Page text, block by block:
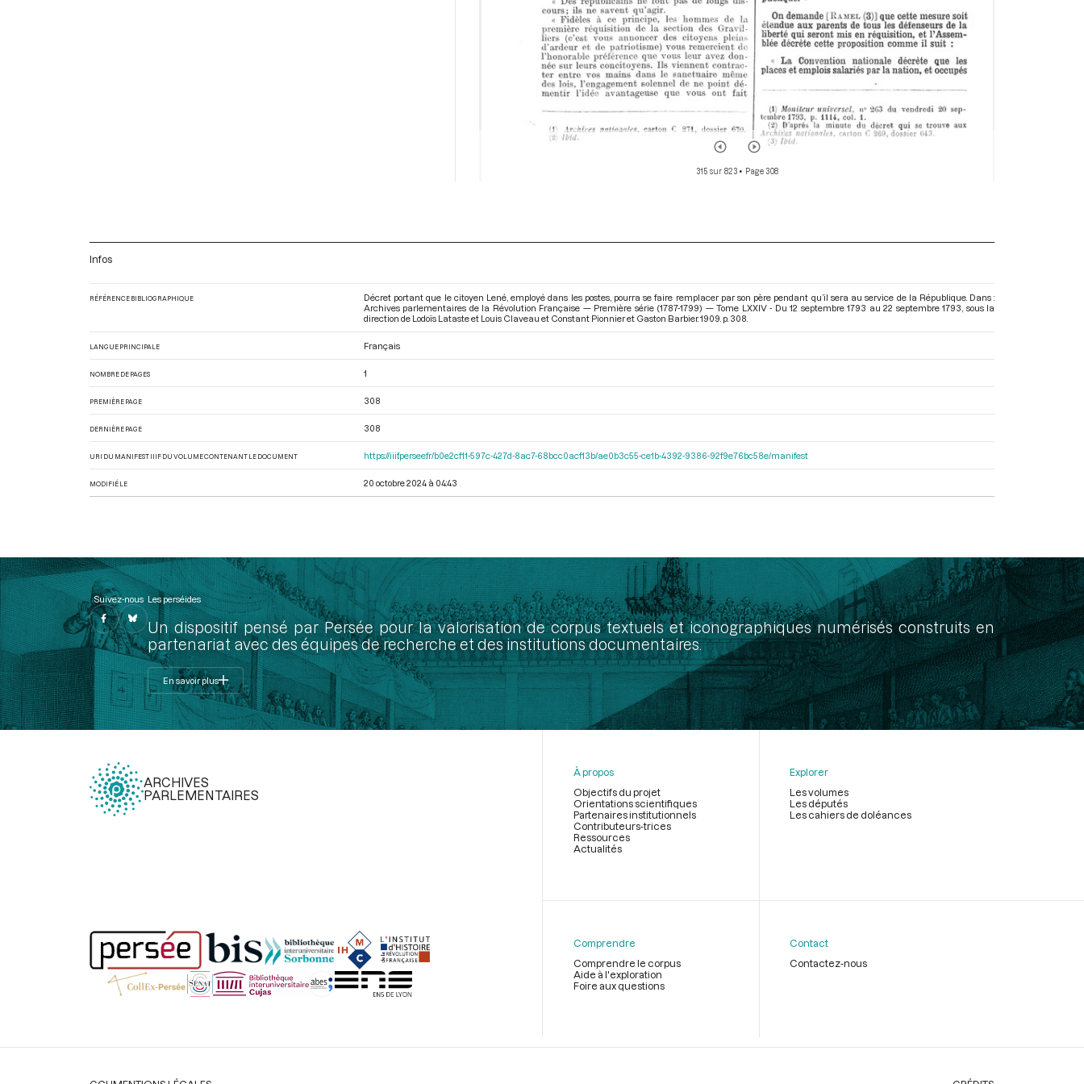
315 sur 823• Page 308
Infos
RÉFÉRENCE BIBLIOGRAPHIQUE
Décret portant que le citoyen Lené, employé dans les postes, pourra se faire remplacer par son père pendant qu’il sera au service de la République. Dans :
Archives parlementaires de la Révolution Française — Première série (1787-1799) — Tome LXXIV - Du 12 septembre 1793 au 22 septembre 1793 , sous la
direction de Lodoïs Lataste et Louis Claveau et Constant Pionnier et Gaston Barbier. 1909. p. 308.
LANGUE PRINCIPALE Français
NOMBRE DE PAGES 1
PREMIÈRE PAGE 308
DERNIÈRE PAGE 308
URI DU MANIFEST IIIF DU VOLUME CONTENANT LE DOCUMENT https://iiif.persee.fr/b0e2cf11-597c-427d-8ac7-68bcc0acf13b/ae0b3c55-ce1b-4392-9386-92f9e76bc58e/manifest
MODIFIÉ LE 20 octobre 2024 à 04:43
Suivez-nous Les perséides
Un dispositif pensé par Persée pour la valorisation de corpus textuels et iconographiques numérisés construits en
partenariat avec des équipes de recherche et des institutions documentaires.
En savoir plus
ARCHIVES
PARLEMENTAIRES
page
À propos
Objectifs du projet
Orientations scientifiques
Partenaires institutionnels
Contributeurs-trices
Ressources
Actualités
Explorer
Les volumes
Les députés
Les cahiers de doléances
Comprendre
Comprendre le corpus
Aide à l'exploration
Foire aux questions
Contact
Contactez-nous
Légal